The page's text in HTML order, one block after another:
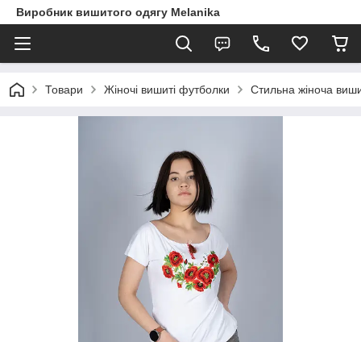
Виробник вишитого одягу Melanika
Товари Жіночі вишиті футболки Стильна жіноча